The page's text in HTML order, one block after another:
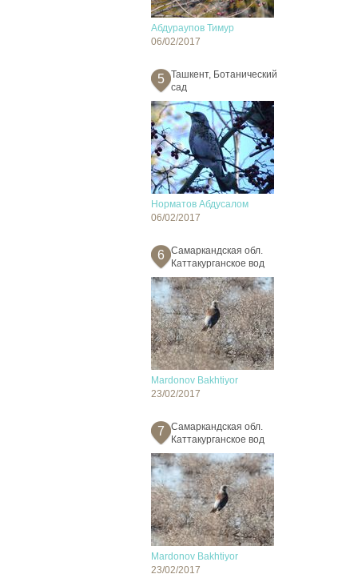
Абдураупов Тимур
06/02/2017
5
Ташкент, Ботанический
сад
Норматов Абдусалом
06/02/2017
6
Самаркандская обл.
Каттакурганское вод
Mardonov Bakhtiyor
23/02/2017
7
Самаркандская обл.
Каттакурганское вод
Mardonov Bakhtiyor
23/02/2017